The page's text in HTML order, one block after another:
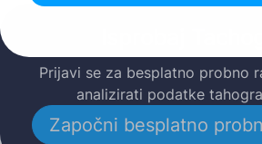
Prijavi se za besplatno probno
analizirati podatke
Započni besplatno